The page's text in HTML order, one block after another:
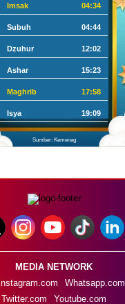
Imsak 04:34
Subuh 04:44
Dzuhur 12:02
Ashar 15:23
Maghrib 17:58
Isya 19:09
Sumber: Kemenag
MEDIA NETWORK
Instagram.com Whatsapp.com
Twitter.com
Youtube.com